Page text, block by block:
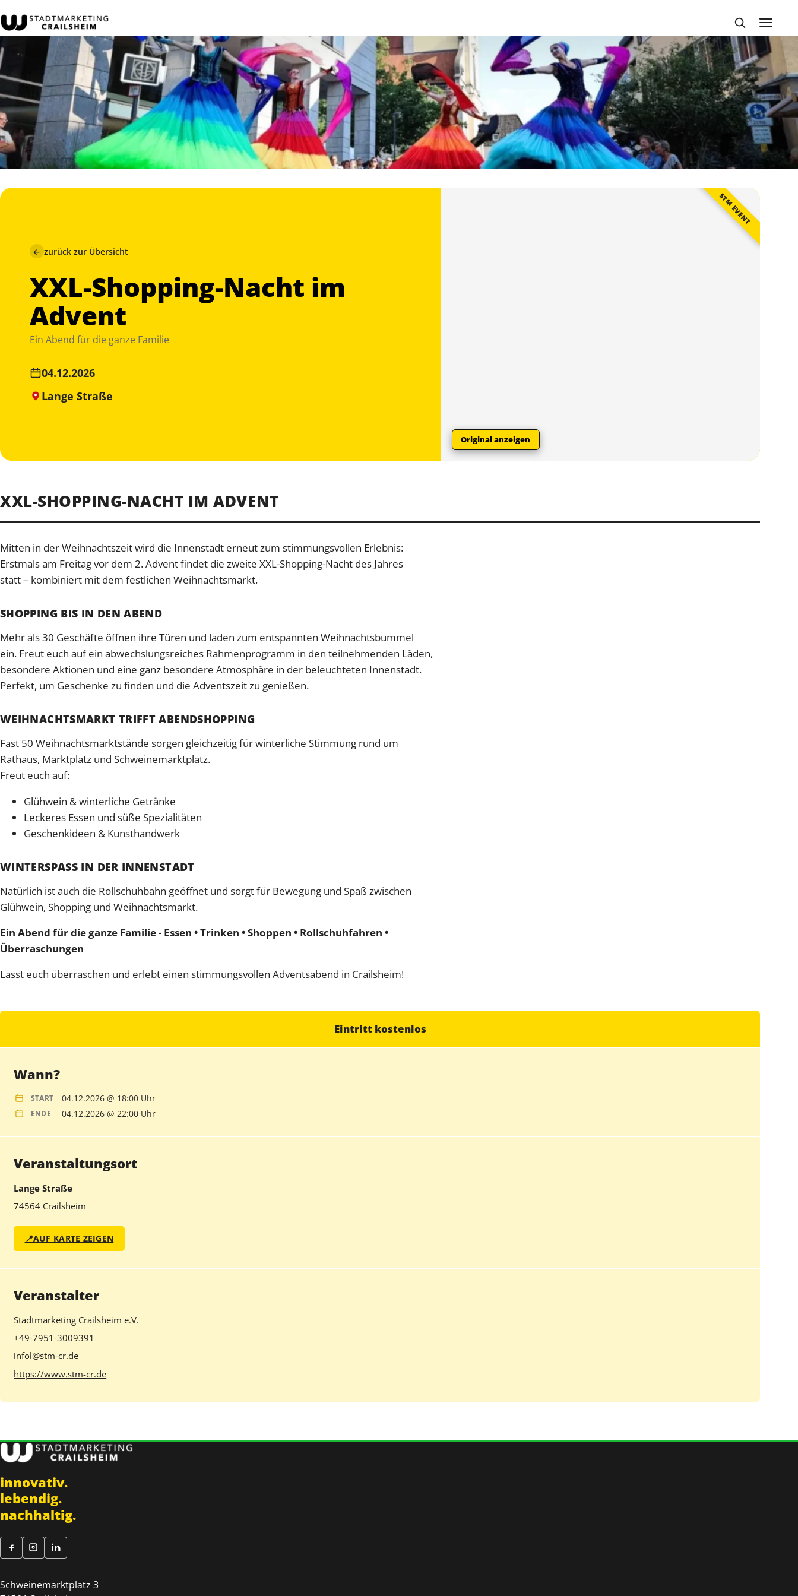
← zurück zur Übersicht
XXL-Shopping-Nacht im
Advent
Ein Abend für die ganze Familie
04.12.2026
Lange Straße
STM EVENT
Original anzeigen
XXL-SHOPPING-NACHT IM ADVENT
Mitten in der Weihnachtszeit wird die Innenstadt erneut zum stimmungsvollen Erlebnis:
Erstmals am Freitag vor dem 2. Advent findet die zweite XXL-Shopping-Nacht des Jahres
statt – kombiniert mit dem festlichen Weihnachtsmarkt.
SHOPPING BIS IN DEN ABEND
Mehr als 30 Geschäfte öffnen ihre Türen und laden zum entspannten Weihnachtsbummel
ein. Freut euch auf ein abwechslungsreiches Rahmenprogramm in den teilnehmenden Läden,
besondere Aktionen und eine ganz besondere Atmosphäre in der beleuchteten Innenstadt.
Perfekt, um Geschenke zu finden und die Adventszeit zu genießen.
WEIHNACHTSMARKT TRIFFT ABENDSHOPPING
Fast 50 Weihnachtsmarktstände sorgen gleichzeitig für winterliche Stimmung rund um
Rathaus, Marktplatz und Schweinemarktplatz.
Freut euch auf:
Glühwein & winterliche Getränke
Leckeres Essen und süße Spezialitäten
Geschenkideen & Kunsthandwerk
WINTERSPASS IN DER INNENSTADT
Natürlich ist auch die Rollschuhbahn geöffnet und sorgt für Bewegung und Spaß zwischen
Glühwein, Shopping und Weihnachtsmarkt.
Ein Abend für die ganze Familie - Essen • Trinken • Shoppen • Rollschuhfahren •
Überraschungen
Lasst euch überraschen und erlebt einen stimmungsvollen Adventsabend in Crailsheim!
Eintritt kostenlos
Wann?
START 04.12.2026 @ 18:00 Uhr
ENDE 04.12.2026 @ 22:00 Uhr
Veranstaltungsort
Lange Straße
74564 Crailsheim
📍AUF KARTE ZEIGEN
Veranstalter
Stadtmarketing Crailsheim e.V.
+49-7951-3009391
infol@stm-cr.de
https://www.stm-cr.de
innovativ.
lebendig.
nachhaltig.
Schweinemarktplatz 3